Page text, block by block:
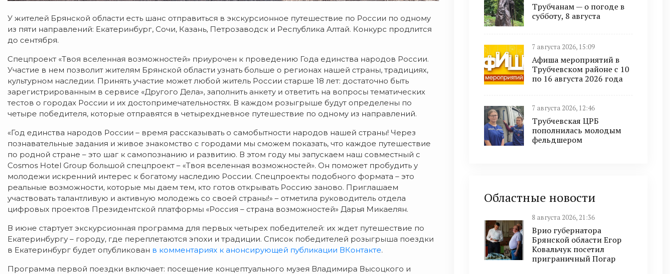
У жителей Брянской области есть шанс отправиться в экскурсионное путешествие по России по одному
из пяти направлений: Екатеринбург, Сочи, Казань, Петрозаводск и Республика Алтай. Конкурс продлится
до сентября.
Спецпроект «Твоя вселенная возможностей» приурочен к проведению Года единства народов России.
Участие в нем позволит жителям Брянской области узнать больше о регионах нашей страны, традициях,
культурном наследии. Принять участие может любой житель России старше 18 лет: достаточно быть
зарегистрированным в сервисе «Другого Дела», заполнить анкету и ответить на вопросы тематических
тестов о городах России и их достопримечательностях. В каждом розыгрыше будут определены по
четыре победителя, которые отправятся в четырехдневное путешествие по одному из направлений.
«Год единства народов России – время рассказывать о самобытности народов нашей страны! Через
познавательные задания и живое знакомство с городами мы сможем показать, что каждое путешествие
по родной стране – это шаг к самопознанию и развитию. В этом году мы запускаем наш совместный с
Cosmos Hotel Group большой спецпроект – «Твоя вселенная возможностей». Он поможет пробудить у
молодежи искренний интерес к богатому наследию России. Спецпроекты подобного формата – это
реальные возможности, которые мы даем тем, кто готов открывать Россию заново. Приглашаем
участвовать талантливую и активную молодежь со своей страны!» – отметила руководитель отдела
цифровых проектов Президентской платформы «Россия – страна возможностей» Дарья Микаелян.
В июне стартует экскурсионная программа для первых четырех победителей: их ждет путешествие по
Екатеринбургу – городу, где переплетаются эпохи и традиции. Список победителей розыгрыша поездки
в Екатеринбург будет опубликован в комментариях к анонсирующей публикации ВКонтакте.
Программа первой поездки включает: посещение концептуального музея Владимира Высоцкого и
Трубчанам — о погоде в
субботу, 8 августа
7 августа 2026, 15:09
Афиша мероприятий в
Трубчевском районе с 10
по 16 августа 2026 года
7 августа 2026, 12:46
Трубчевская ЦРБ
пополнилась молодым
фельдшером
Областные новости
8 августа 2026, 21:36
Врио губернатора
Брянской области Егор
Ковальчук посетил
приграничный Погар